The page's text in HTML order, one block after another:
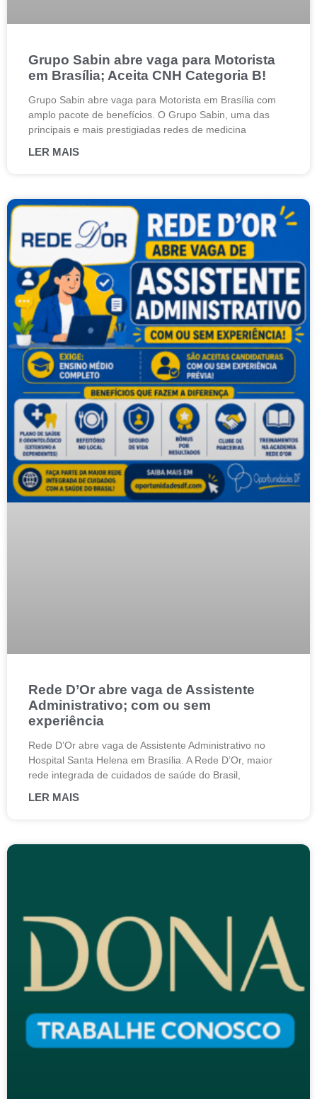
Grupo Sabin abre vaga para Motorista
em Brasília; Aceita CNH Categoria B!
Grupo Sabin abre vaga para Motorista em Brasília com
amplo pacote de benefícios. O Grupo Sabin, uma das
principais e mais prestigiadas redes de medicina
LER MAIS
Rede D’Or abre vaga de Assistente
Administrativo; com ou sem
experiência
Rede D’Or abre vaga de Assistente Administrativo no
Hospital Santa Helena em Brasília. A Rede D’Or, maior
rede integrada de cuidados de saúde do Brasil,
LER MAIS